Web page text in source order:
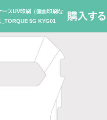
ースUV印刷（側面印刷な
_TORQUE 5G KYG01